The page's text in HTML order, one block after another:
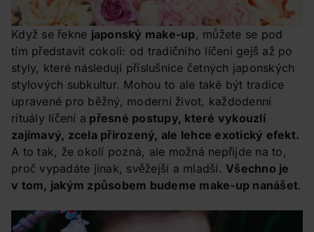
Když se řekne japonský make-up, můžete se pod
tím představit cokoli: od tradičního líčení gejš až po
styly, které následují příslušnice četných japonských
stylových subkultur. Mohou to ale také být tradice
upravené pro běžný, moderní život, každodenní
rituály líčení a přesné postupy, které vykouzlí
zajímavý, zcela přirozený, ale lehce exotický efekt.
A to tak, že okolí pozná, ale možná nepřijde na to,
proč vypadáte jinak, svěžejší a mladší. Všechno je
v tom, jakým způsobem budeme make-up nanášet.